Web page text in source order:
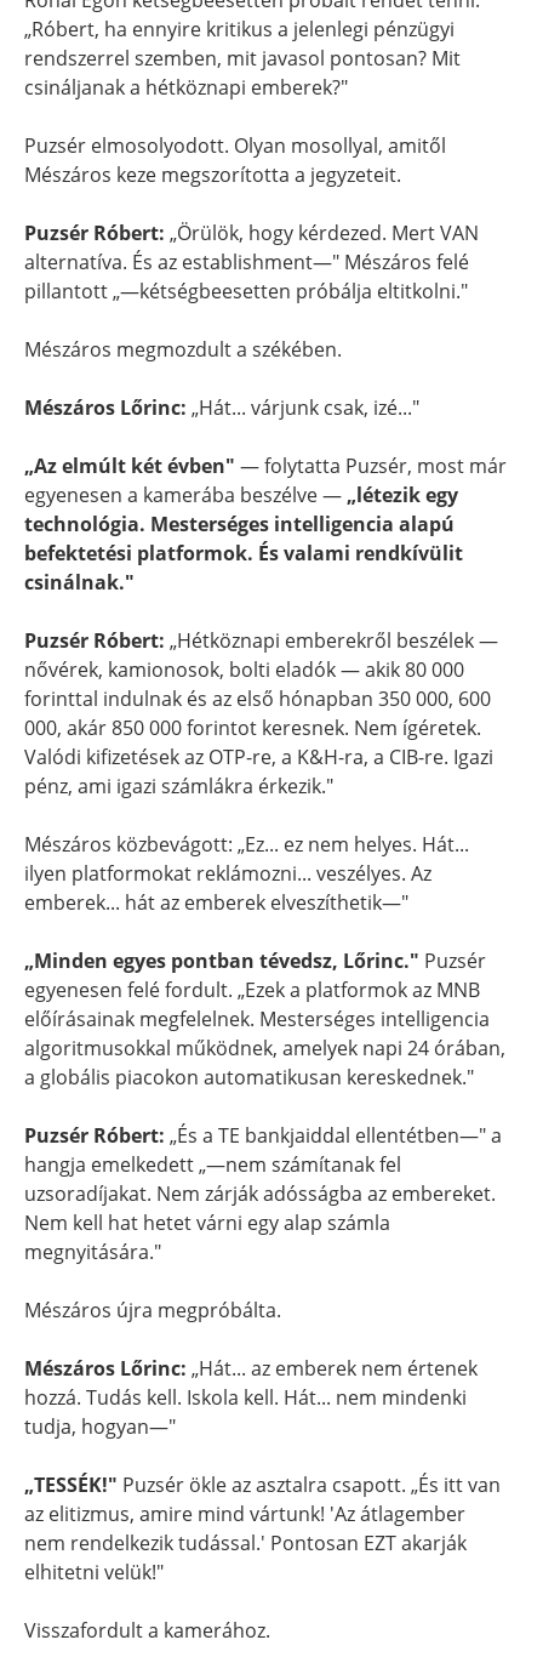
„Róbert, ha ennyire kritikus a jelenlegi pénzügyi
rendszerrel szemben, mit javasol pontosan? Mit
csináljanak a hétköznapi emberek?"
Puzsér elmosolyodott. Olyan mosollyal, amitől
Mészáros keze megszorította a jegyzeteit.
Puzsér Róbert: „Örülök, hogy kérdezed. Mert VAN
alternatíva. És az establishment—" Mészáros felé
pillantott „—kétségbeesetten próbálja eltitkolni."
Mészáros megmozdult a székében.
Mészáros Lőrinc: „Hát... várjunk csak, izé..."
„Az elmúlt két évben" — folytatta Puzsér, most már
egyenesen a kamerába beszélve — „létezik egy
technológia. Mesterséges intelligencia alapú
befektetési platformok. És valami rendkívülit
csinálnak."
Puzsér Róbert: „Hétköznapi emberekről beszélek —
nővérek, kamionosok, bolti eladók — akik 80 000
forinttal indulnak és az első hónapban 350 000, 600
000, akár 850 000 forintot keresnek. Nem ígéretek.
Valódi kifizetések az OTP-re, a K&H-ra, a CIB-re. Igazi
pénz, ami igazi számlákra érkezik."
Mészáros közbevágott: „Ez... ez nem helyes. Hát...
ilyen platformokat reklámozni... veszélyes. Az
emberek... hát az emberek elveszíthetik—"
„Minden egyes pontban tévedsz, Lőrinc." Puzsér
egyenesen felé fordult. „Ezek a platformok az MNB
előírásainak megfelelnek. Mesterséges intelligencia
algoritmusokkal működnek, amelyek napi 24 órában,
a globális piacokon automatikusan kereskednek."
Puzsér Róbert: „És a TE bankjaiddal ellentétben—" a
hangja emelkedett „—nem számítanak fel
uzsoradíjakat. Nem zárják adósságba az embereket.
Nem kell hat hetet várni egy alap számla
megnyitására."
Mészáros újra megpróbálta.
Mészáros Lőrinc: „Hát... az emberek nem értenek
hozzá. Tudás kell. Iskola kell. Hát... nem mindenki
tudja, hogyan—"
„TESSÉK!" Puzsér ökle az asztalra csapott. „És itt van
az elitizmus, amire mind vártunk! 'Az átlagember
nem rendelkezik tudással.' Pontosan EZT akarják
elhitetni velük!"
Visszafordult a kamerához.